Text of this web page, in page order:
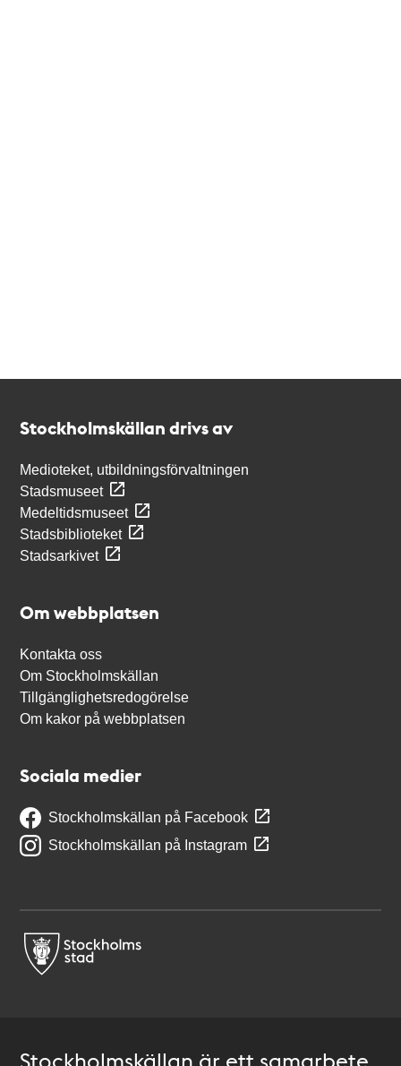
Stockholmskällan drivs av
Medioteket, utbildningsförvaltningen
Stadsmuseet
Medeltidsmuseet
Stadsbiblioteket
Stadsarkivet
Om webbplatsen
Kontakta oss
Om Stockholmskällan
Tillgänglighetsredogörelse
Om kakor på webbplatsen
Sociala medier
Stockholmskällan på Facebook
Stockholmskällan på Instagram
Stockholmskällan är ett samarbete